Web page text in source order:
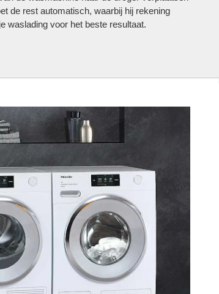
de rest automatisch, waarbij hij rekening
waslading voor het beste resultaat.